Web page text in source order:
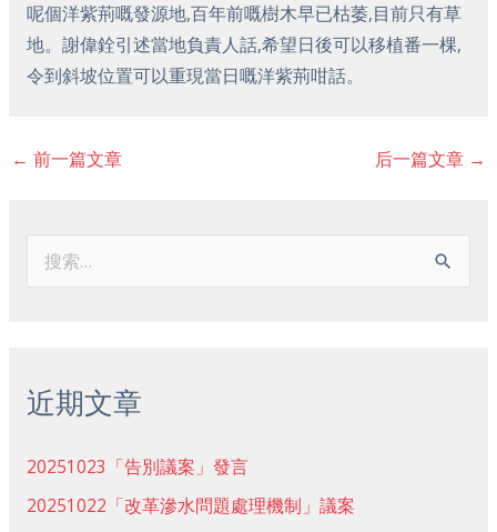
呢個洋紫荊嘅發源地,百年前嘅樹木早已枯萎,目前只有草
地。謝偉銓引述當地負責人話,希望日後可以移植番一棵,
令到斜坡位置可以重現當日嘅洋紫荊咁話。
← 前一篇文章 后一篇文章 →
近期文章
20251023「告別議案」發言
20251022「改革滲水問題處理機制」議案